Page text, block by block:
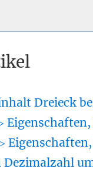
Dreieck
Dezimalzahl